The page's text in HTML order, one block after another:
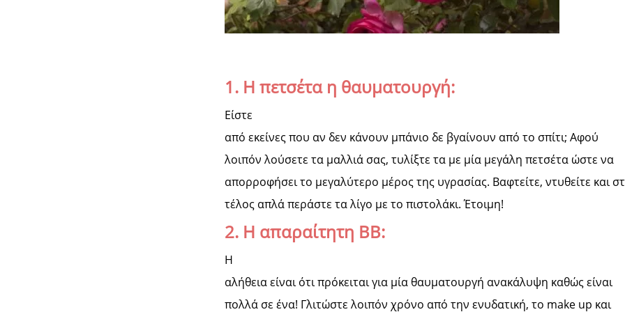
1. H πετσέτα η θαυματουργή:
Είστε
από εκείνες που αν δεν κάνουν μπάνιο δε βγαίνουν από το σπίτι; Αφού
λοιπόν λούσετε τα μαλλιά σας, τυλίξτε τα με μία μεγάλη πετσέτα ώστε να
απορροφήσει το μεγαλύτερο μέρος της υγρασίας. Βαφτείτε, ντυθείτε και
τέλος απλά περάστε τα λίγο με το πιστολάκι. Έτοιμη!
2. Η απαραίτητη BB:
Η
αλήθεια είναι ότι πρόκειται για μία θαυματουργή ανακάλυψη καθώς είναι
πολλά σε ένα! Γλιτώστε λοιπόν χρόνο από την ενυδατική, το make up και